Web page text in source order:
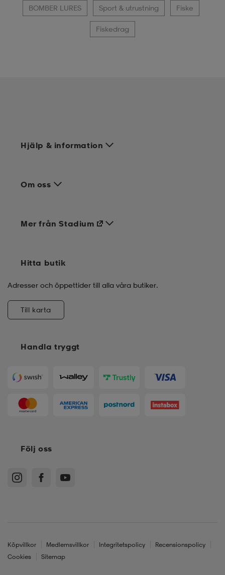
BOMBER LURES Sport & utrustning Fiske
Fiskedrag
Hjälp & information
Om oss
Handla tryggt
Mer från Stadium
Hitta butik
Adresser och öppettider till alla våra butiker.
Till karta
Följ oss
Köpvillkor Medlemsvillkor Integritetspolicy
Recensionspolicy
Cookies
Sitemap